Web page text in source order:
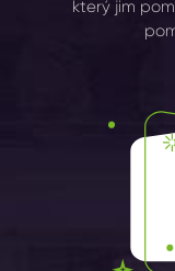
který jim